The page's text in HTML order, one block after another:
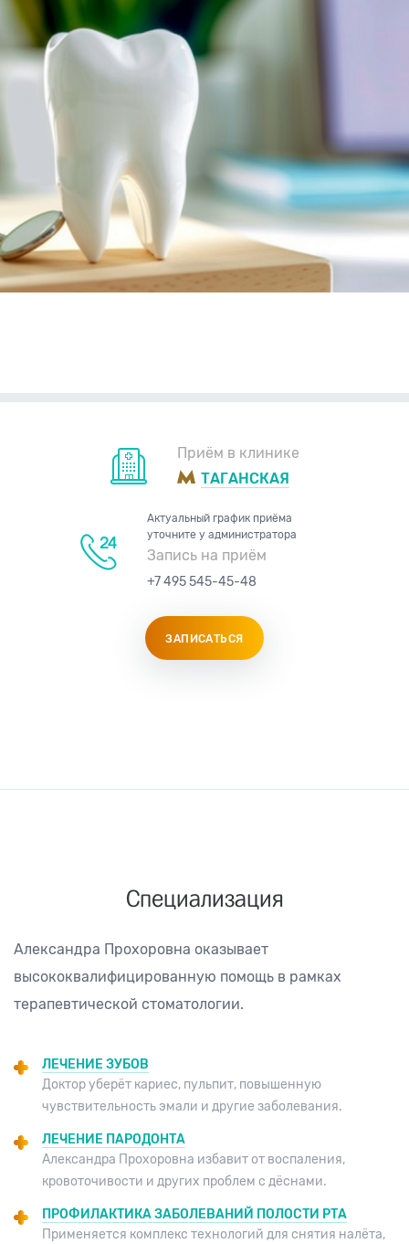
Приём в клинике
ТАГАНСКАЯ
Актуальный график приёма
уточните у администратора
Запись на приём
+7 495 545-45-48
ЗАПИСАТЬСЯ
Специализация
Александра Прохоровна оказывает
высококвалифицированную помощь в рамках
терапевтической стоматологии.
ЛЕЧЕНИЕ ЗУБОВ
Доктор уберёт кариес, пульпит, повышенную
чувствительность эмали и другие заболевания.
ЛЕЧЕНИЕ ПАРОДОНТА
Александра Прохоровна избавит от воспаления,
кровоточивости и других проблем с дёснами.
ПРОФИЛАКТИКА ЗАБОЛЕВАНИЙ ПОЛОСТИ РТА
Применяется комплекс технологий для снятия налёта,